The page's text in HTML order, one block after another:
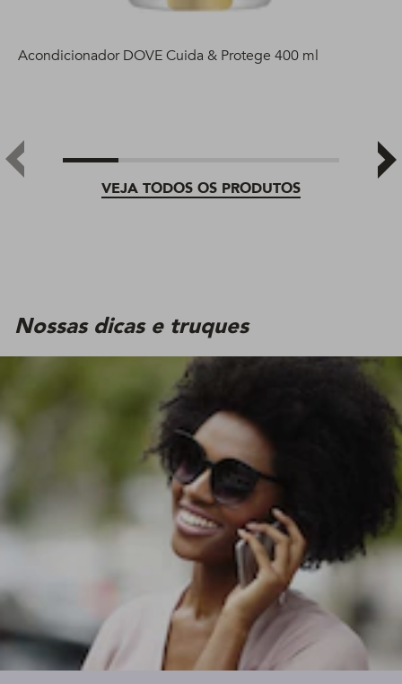
VEJA TODOS OS PRODUTOS
Acondicionador DOVE Cuida & Protege 400 ml
Nossas dicas e truques